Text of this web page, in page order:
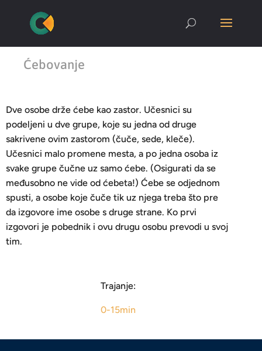
Ćebovanje
Dve osobe drže ćebe kao zastor. Učesnici su
podeljeni u dve grupe, koje su jedna od druge
sakrivene ovim zastorom (čuče, sede, kleče).
Učesnici malo promene mesta, a po jedna osoba iz
svake grupe čučne uz samo ćebe. (Osigurati da se
međusobno ne vide od ćebeta!) Ćebe se odjednom
spusti, a osobe koje čuče tik uz njega treba što pre
da izgovore ime osobe s druge strane. Ko prvi
izgovori je pobednik i ovu drugu osobu prevodi u svoj
tim.
Trajanje:
0-15min